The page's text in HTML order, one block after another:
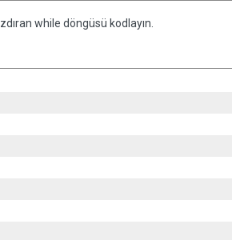
while döngüsü kodlayın.